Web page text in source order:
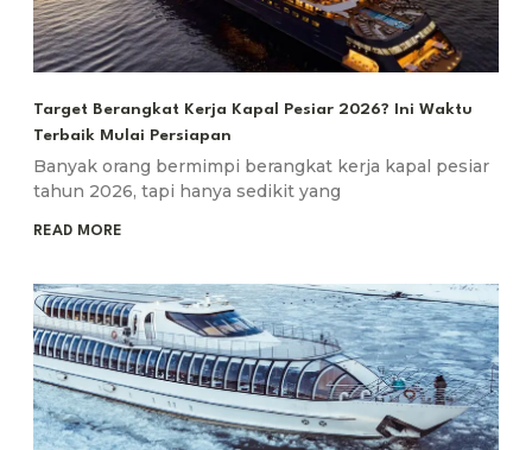
Target Berangkat Kerja Kapal Pesiar 2026? Ini Waktu
Terbaik Mulai Persiapan
Banyak orang bermimpi berangkat kerja kapal pesiar
tahun 2026, tapi hanya sedikit yang
READ MORE